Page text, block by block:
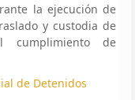
la ejecución de
y custodia de
cumplimiento de
de Detenidos